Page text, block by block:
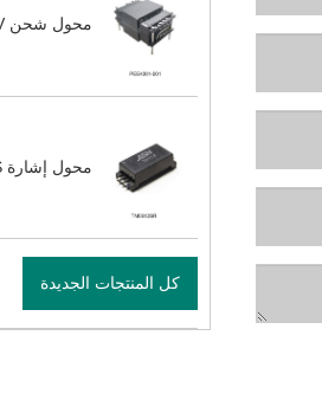
محول شحن EV
محول إشارة BMS
كل المنتجات الجديدة